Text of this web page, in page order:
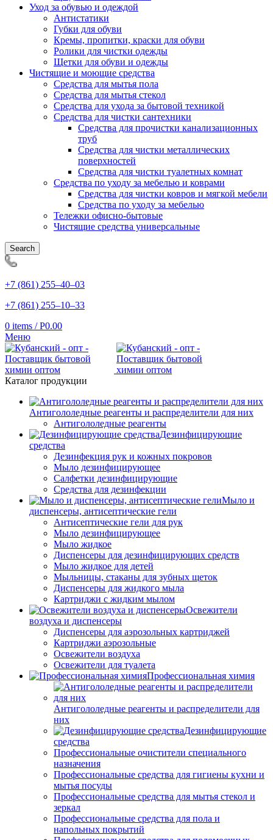
Уход за обувью и одеждой
Антистатики
Губки для обуви
Кремы, пропитки, краски для обуви
Ролики для чистки одежды
Щетки для обуви и одежды
Чистящие и моющие средства
Средства для мытья пола
Средства для мытья стекол
Средства для ухода за бытовой техникой
Средства для чистки сантехники
Средства для прочистки канализационных
труб
Средства для чистки металлических
поверхностей
Средства для чистки туалетных комнат
Средства по уходу за мебелью и коврами
Средства для чистки ковров и мягкой мебели
Средства по уходу за мебелью
Тележки офисно-бытовые
Чистящие средства универсальные
Search
+7 (861) 255‒40‒03
+7 (861) 255‒10‒33
0 items / Р0.00
Меню
Каталог продукции
Антигололедные реагенты и распределители для них
Антигололедные реагенты
Дезинфицирующие
средства
Дезинфекция рук и кожных покровов
Мыло дезинфицирующее
Салфетки дезинфицирующие
Средства для дезинфекции
Мыло и
диспенсеры, антисептические гели
Антисептические гели для рук
Мыло дезинфицирующее
Мыло жидкое
Диспенсеры для дезинфицирующих средств
Мыло жидкое для детей
Мыльницы, стаканы для зубных щеток
Диспенсеры для жидкого мыла
Картриджи с жидким мылом
Освежители
воздуха и диспенсеры
Диспенсеры для аэрозольных картриджей
Картриджи аэрозольные
Освежители воздуха
Освежители для туалета
Профессиональная химия
Антигололедные реагенты и распределители для
них
Дезинфицирующие
средства
Профессиональные очистители специального
назначения
Профессиональные средства для гигиены кухни и
мытья посуды
Профессиональные средства для мытья стекол и
зеркал
Профессиональные средства для пола и
напольных покрытий